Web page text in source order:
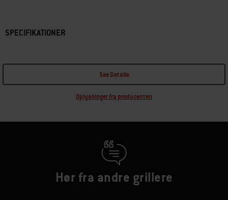
SPECIFIKATIONER
See Details
Oplysninger fra producenten
Hør fra andre grillere